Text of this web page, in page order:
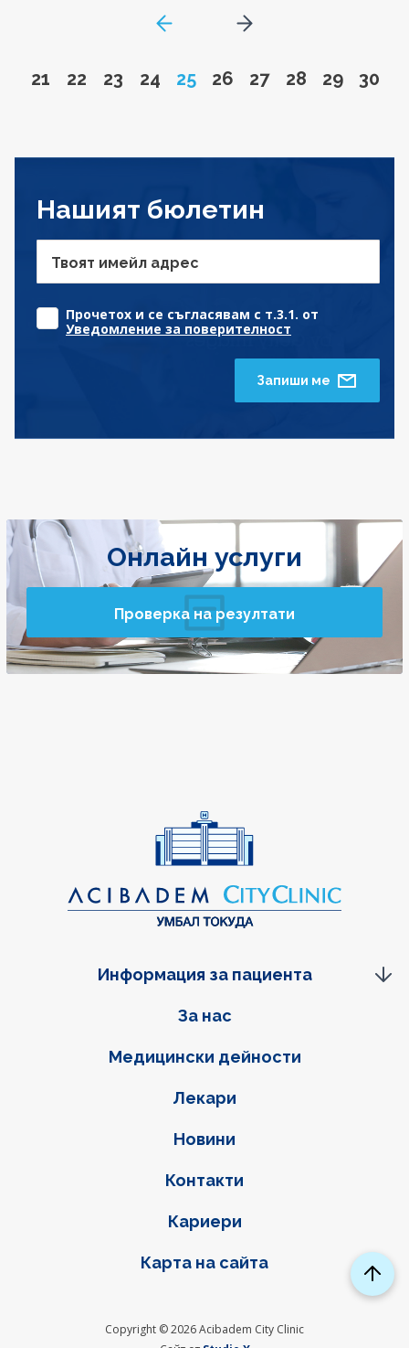
GoToPreviousPage
Go to page
21 Go to page
22 Go to page
23 Go to page
24 Page
25 Go to page
26 Go to page
27 Go to page
28 Go to
29 Go
30
Go to next page
Нашият бюлетин
Твоят имейл адрес
Прочетох и се съгласявам с т.3.1. от
Уведомление за поверителност
Запиши ме
Онлайн услуги
Проверка на резултати
Фуутер навигация
За нас
Медицински дейности
Лекари
Новини
Контакти
Кариери
Карта на сайта
Информация за пациента
Copyright © 2026 Acibadem City Clinic